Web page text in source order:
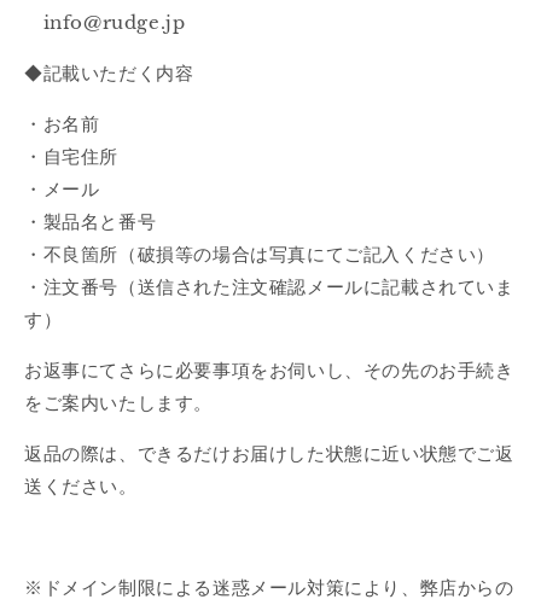
info@rudge.jp
◆記載いただく内容
・お名前
・自宅住所
・メール
・製品名と番号
・不良箇所（破損等の場合は写真にてご記入ください）
・注文番号（送信された注文確認メールに記載されていま
す）
お返事にてさらに必要事項をお伺いし、その先のお手続き
をご案内いたします。
返品の際は、できるだけお届けした状態に近い状態でご返
送ください。
※ドメイン制限による迷惑メール対策により、弊店からの